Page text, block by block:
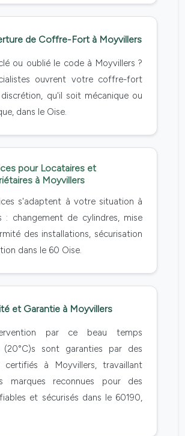
de Coffre-Fort à Moyvillers
ou oublié le code à Moyvillers ?
ouvrent votre coffre-fort
qu'il soit mécanique ou
dans le Oise.
pour Locataires et
à Moyvillers
s'adaptent à votre situation à
: changement de cylindres, mise
des installations, sécurisation
dans le 60 Oise.
et Garantie à Moyvillers
par ce beau temps
(20°C)s sont garanties par des
certifiés à Moyvillers, travaillant
marques reconnues pour des
et sécurisés dans le 60190,